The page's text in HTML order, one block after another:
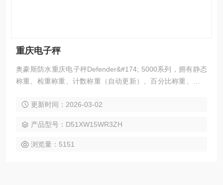
重庆电子秤
奥豪斯防水重庆电子秤Defender&#174; 5000系列，拥有静态
称重、检重称重、计数称重（自动更新）、百分比称重、动态
领域。它全新的设计理念使其即使在潮湿、恶劣的环境下也能
更新时间：2026-03-02
产品型号：D51XW15WR3ZH
浏览量：5151